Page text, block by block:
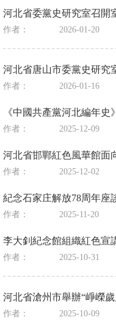
河北省委黨史研究室召
作者： 2026-01-20
河北省唐山市委黨史研究
作者： 2026-01-16
《中國共產黨河北編年
作者： 2025-12-09
河北省邯鄲紅色風華館面
作者： 2025-12-02
紀念石家庄解放78周年座
作者： 2025-11-20
李大釗紀念館組織紅色宣
作者： 2025-10-31
河北省滄州市舉辦“崢嶸
作者： 2025-10-09